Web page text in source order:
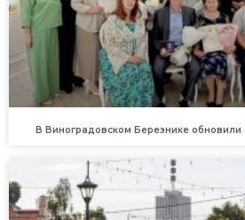
В Виноградовском Березнике обновили